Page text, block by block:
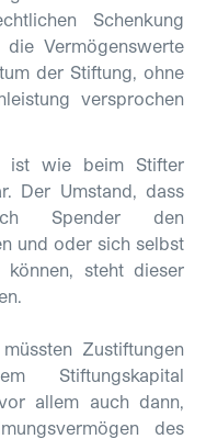
Schenkung
Vermögenswerte
der Stiftung, ohne
versprochen
ist wie beim Stifter
Der Umstand, dass
Spender den
und oder sich selbst
können, steht dieser
Zustiftungen
Stiftungskapital
allem auch dann,
des